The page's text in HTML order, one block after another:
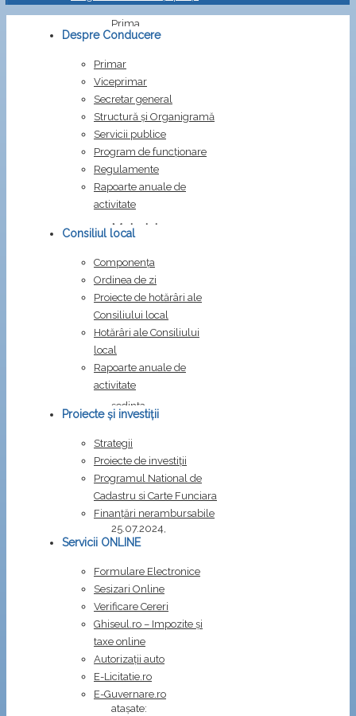
Prima
pagină
HCL
Materiale
sedinta
convocata
data
25.07.2024
Materiale
convocata
in
data
de
25.07.2024
În
ședința
Consiliului
local
Costești
din
data
de
25.07.2024,
vor
dezbătute
următoarele
proiecte
de
hotărâri:
Fișiere
atașate:
Despre Conducere
Primar
Viceprimar
Secretar general
Structură și Organigramă
Servicii publice
Program de funcționare
Regulamente
Rapoarte anuale de
activitate
Consiliul local
Componența
Ordinea de zi
Proiecte de hotărâri ale
Consiliului local
Hotărâri ale Consiliului
local
Rapoarte anuale de
activitate
Proiecte și investiții
Strategii
Proiecte de investiții
Programul National de
Cadastru si Carte Funciara
Finanțări nerambursabile
Servicii ONLINE
Formulare Electronice
Sesizari Online
Verificare Cereri
Ghiseul.ro – Impozite şi
taxe online
Autorizații auto
E-Licitatie.ro
E-Guvernare.ro